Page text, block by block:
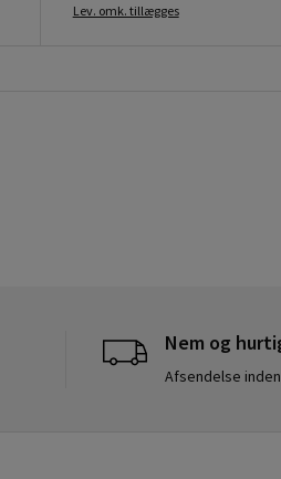
Lev. omk. tillægges
Nem og
Afsendelse